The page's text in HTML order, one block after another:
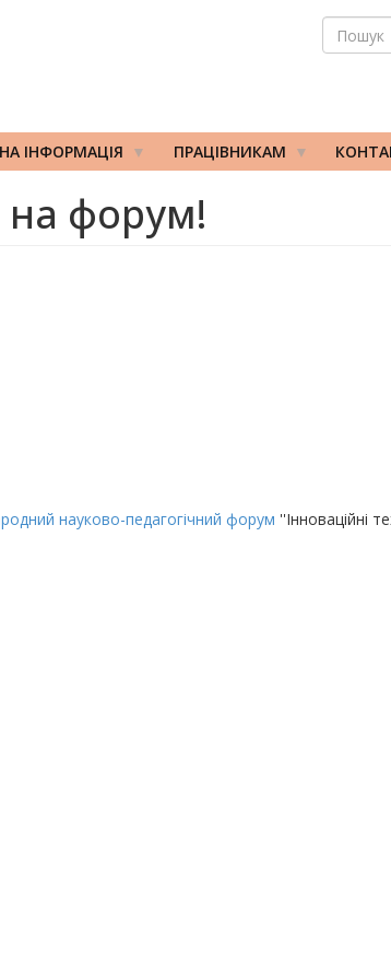
ПОШУК
ІНФОРМАЦІЯ ПРАЦІВНИКАМ
форум!
науково-педагогічний форум ''Інноваційні